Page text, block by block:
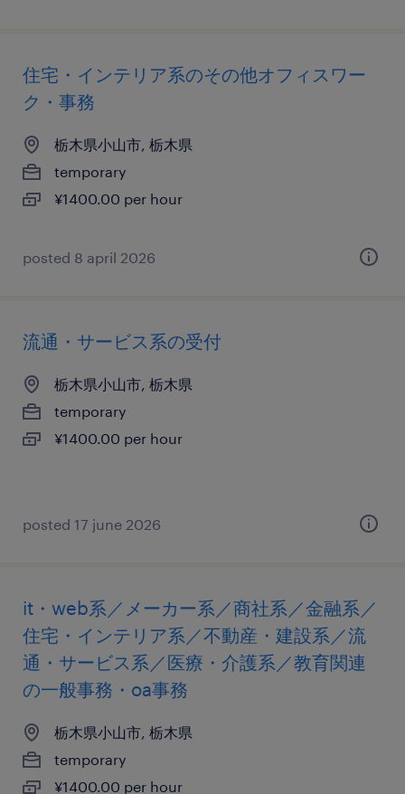
住宅・インテリア系のその他オフィスワー
ク・事務
栃木県小山市, 栃木県
temporary
¥1400.00 per hour
posted 8 april 2026
流通・サービス系の受付
栃木県小山市, 栃木県
temporary
¥1400.00 per hour
posted 17 june 2026
it・web系／メーカー系／商社系／金融系／
住宅・インテリア系／不動産・建設系／流
通・サービス系／医療・介護系／教育関連
の一般事務・oa事務
栃木県小山市, 栃木県
temporary
¥1400.00 per hour